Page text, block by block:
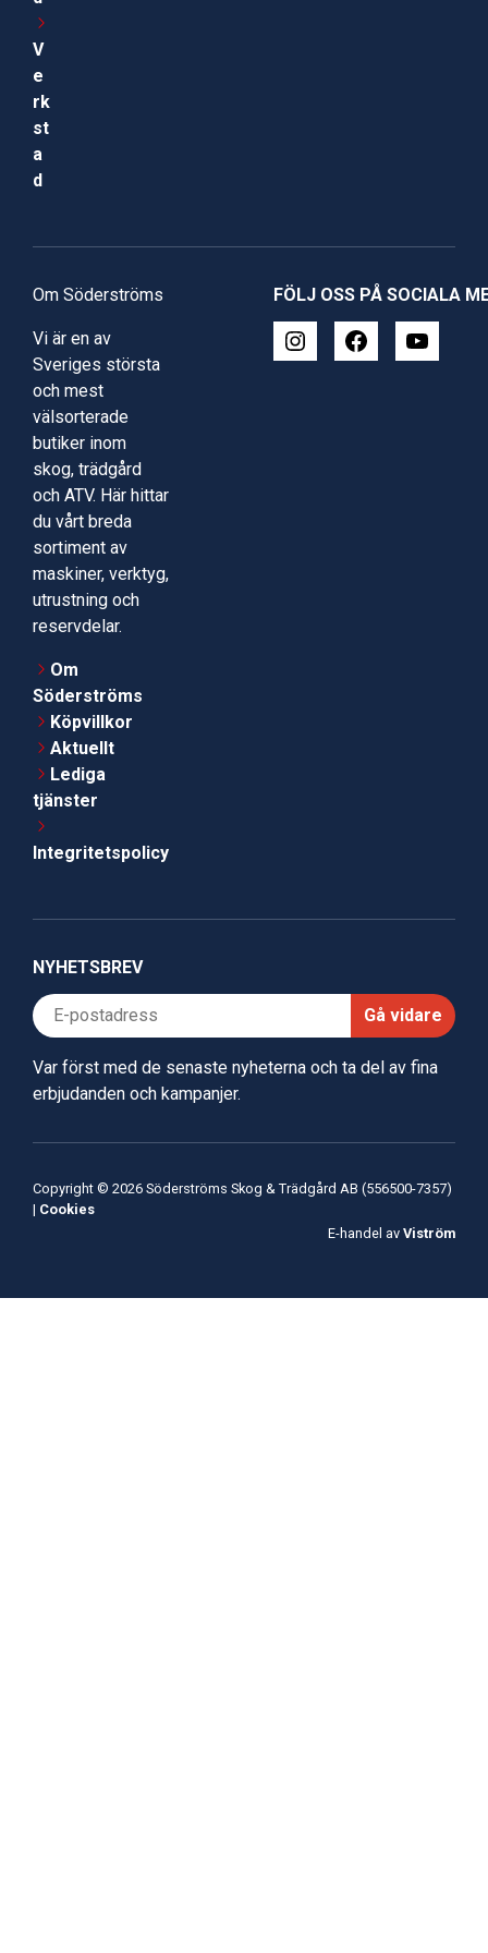
V
e
rk
st
a
d
Om Söderströms
Vi är en av
Sveriges största
och mest
välsorterade
butiker inom
skog, trädgård
och ATV. Här hittar
du vårt breda
sortiment av
maskiner, verktyg,
utrustning och
reservdelar.
Om
Söderströms
Köpvillkor
Aktuellt
Lediga
tjänster
Integritetspolicy
FÖLJ OSS PÅ SOCIALA
NYHETSBREV
Gå vidare
Var först med de senaste nyheterna och ta del av fina
erbjudanden och kampanjer.
Copyright © 2026 Söderströms Skog & Trädgård AB (556500-7357)
| Cookies
E-handel av Viström